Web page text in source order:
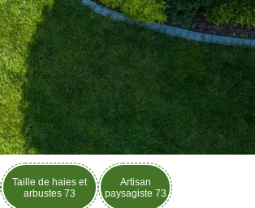
Taille de haies et
arbustes 73
Artisan
paysagiste 73